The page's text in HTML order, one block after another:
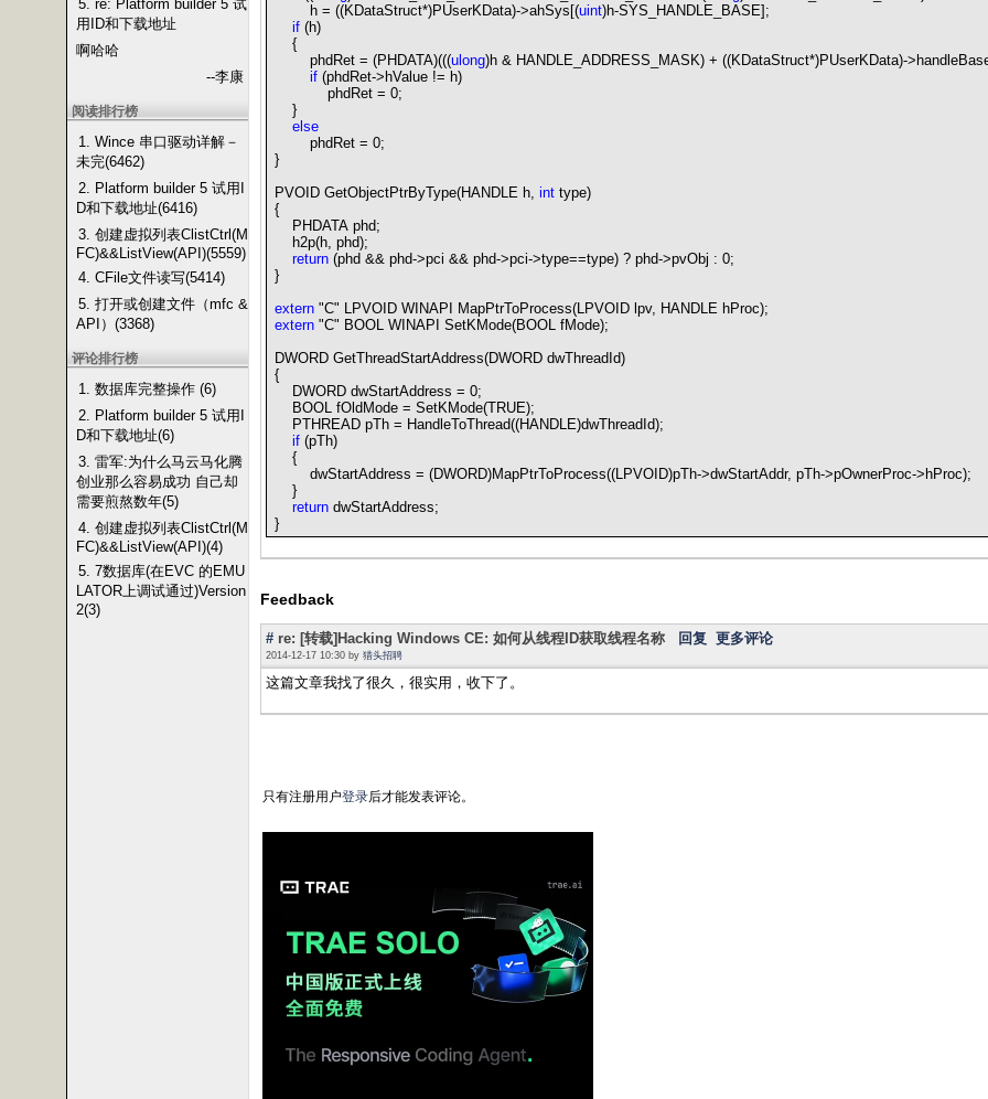
5. re: Platform builder 5 试
用ID和下载地址
啊哈哈
--李康
阅读排行榜
1. Wince 串口驱动详解－
未完(6462)
2. Platform builder 5 试用I
D和下载地址(6416)
3. 创建虚拟列表ClistCtrl(M
FC)&&ListView(API)(5559)
4. CFile文件读写(5414)
5. 打开或创建文件（mfc &
API）(3368)
评论排行榜
1. 数据库完整操作 (6)
2. Platform builder 5 试用I
D和下载地址(6)
3. 雷军:为什么马云马化腾
创业那么容易成功 自己却
需要煎熬数年(5)
4. 创建虚拟列表ClistCtrl(M
FC)&&ListView(API)(4)
5. 7数据库(在EVC 的EMU
LATOR上调试通过)Version
2(3)
h= ((KDataStruct*)PUserKData)->ahSys[(uint)h-SYS_HANDLE_BASE];
if (h)
{
phdRet= (PHDATA)(((ulong)h& HANDLE_ADDRESS_MASK)+ ((KDataStruct*)PUserKData)->
if (phdRet-> hValue != h)
phdRet= 0;
}
else
phdRet= 0;
}
PVOID GetObjectPtrByType(HANDLE h,int type)
{
PHDATA phd;
h2p(h, phd);
return (phd&& phd->pci&& phd->pci->type==type)? phd->pvObj :0;
}
extern "C" LPVOID WINAPI MapPtrToProcess(LPVOID lpv, HANDLE hProc);
extern "C" BOOL WINAPI SetKMode(BOOL fMode);
DWORD GetThreadStartAddress(DWORD dwThreadId)
{
DWORD dwStartAddress= 0;
BOOL fOldMode= SetKMode(TRUE);
PTHREAD pTh= HandleToThread((HANDLE)dwThreadId);
if (pTh)
{
dwStartAddress= (DWORD)MapPtrToProcess((LPVOID)pTh->dwStartAddr, pTh->pOwnerProc-> hProc);
}
return dwStartAddress;
}
Feedback
# re: [转载]Hacking Windows CE: 如何从线程ID获取线程名称 回复 更多评论
2014-12-17 10:30 by 猎头招聘
这篇文章我找了很久，很实用，收下了。
只有注册用户登录后才能发表评论。